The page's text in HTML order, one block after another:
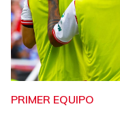
PRIMER EQUIPO